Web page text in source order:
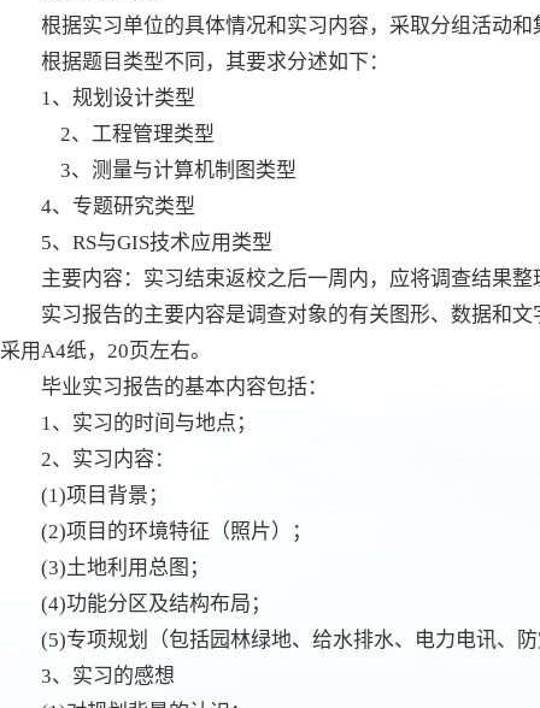
根据实习单位的具体情况和实习内容，采取分组活动
根据题目类型不同，其要求分述如下：
1、规划设计类型
2、工程管理类型
3、测量与计算机制图类型
4、专题研究类型
5、RS与GIS技术应用类型
主要内容：实习结束返校之后一周内，应将调查结果
实习报告的主要内容是调查对象的有关图形、数据和
采用A4纸，20页左右。
毕业实习报告的基本内容包括：
1、实习的时间与地点；
2、实习内容：
(1)项目背景；
(2)项目的环境特征（照片）；
(3)土地利用总图；
(4)功能分区及结构布局；
(5)专项规划（包括园林绿地、给水排水、电力电讯、
3、实习的感想